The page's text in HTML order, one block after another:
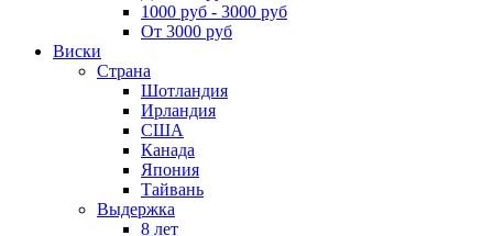
1000 руб - 3000 руб
От 3000 руб
Виски
Страна
Шотландия
Ирландия
США
Канада
Япония
Тайвань
Выдержка
8 лет